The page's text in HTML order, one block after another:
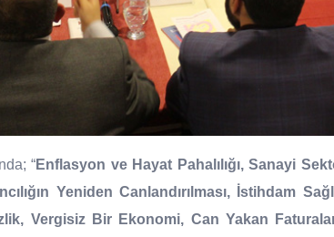
“Enflasyon ve Hayat Pahalılığı, Sanayi
Yeniden Canlandırılması, İstihdam
Vergisiz Bir Ekonomi, Can Yakan